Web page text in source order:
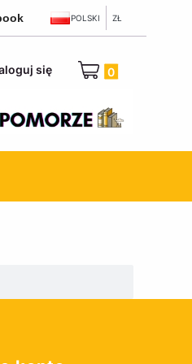
POLSKI ZŁ
się Produkty w